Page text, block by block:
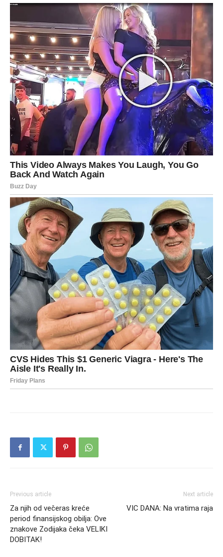
Previous article
Za njih od večeras kreće
period finansijskog obilja: Ove
znakove Zodijaka čeka VELIKI
DOBITAK!
Next article
VIC DANA: Na vratima raja